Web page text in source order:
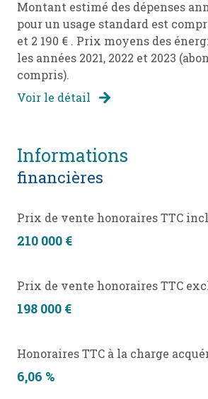
organiser une visite !
Les informations sur les risques
est exposé sont disponibles sur le
www.georisques.gouv.fr
Montant estimé des dépenses
pour un usage standard est
et 2 190 € . Prix moyens des
les années 2021, 2022 et 2023
compris).
Voir le détail
informations
financières
Prix de vente honoraires TTC
210 000 €
Prix de vente honoraires TTC
198 000 €
Honoraires TTC à la charge
6,06 %